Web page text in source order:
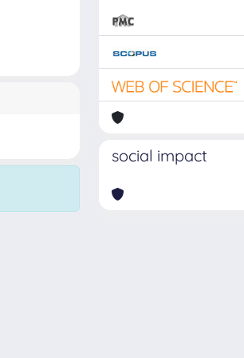
social impact